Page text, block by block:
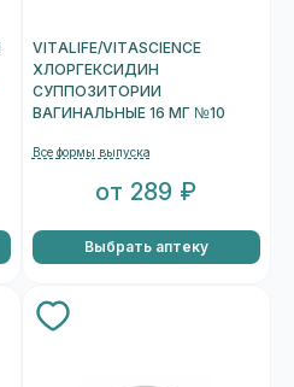
VITALIFE/VITASCIENCE
ХЛОРГЕКСИДИН
СУППОЗИТОРИИ
ВАГИНАЛЬНЫЕ 16 МГ №10
Все формы выпуска
от 289 ₽
Выбрать аптеку